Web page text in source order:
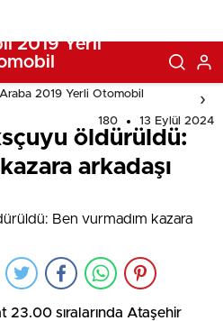
2019 Yerli Otomobil
180 13 Eylül 2024
öldürüldü:
arkadaşı
23.00 sıralarında Ataşehir